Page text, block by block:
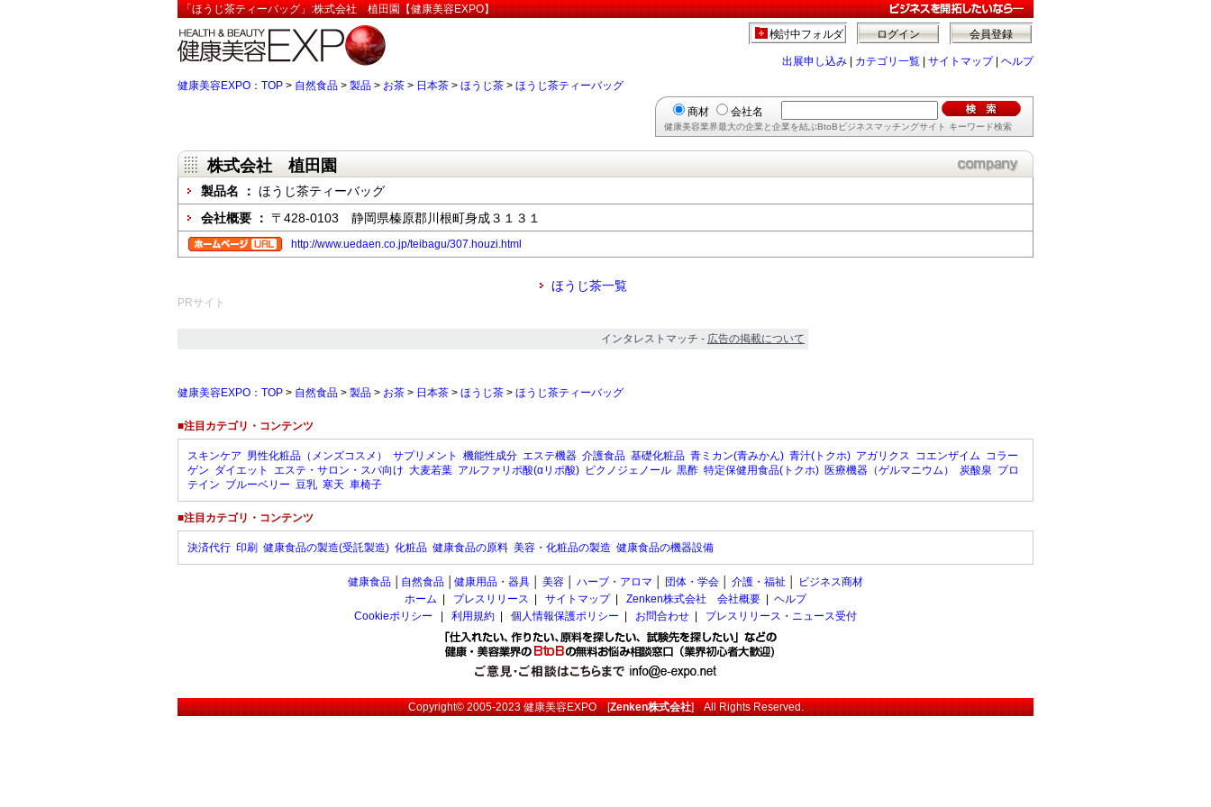
「ほうじ茶ティーバッグ」:株式会社 植田園【健康美容EXPO】
会員登録
ログイン
検討中フォルダ
出展申し込み カテゴリ一覧 サイトマップ| ヘルプ
健康美容EXPO：TOP > 自然食品 > 製品 > お茶 > 日本茶 > ほうじ茶 > ほうじ茶ティーバッグ
商材 会社名
健康美容業界最大の企業と企業を結ぶBtoBビジネスマッチングサイト キーワード検索
株式会社 植田園
製品名 ： ほうじ茶ティーバッグ
会社概要 ： 〒428-0103 静岡県榛原郡川根町身成３１３１
http://www.uedaen.co.jp/teibagu/307.houzi.html
ほうじ茶一覧
PRサイト
インタレストマッチ - 広告の掲載について
健康美容EXPO：TOP > 自然食品 > 製品 > お茶 > 日本茶 > ほうじ茶 > ほうじ茶ティーバッグ
■注目カテゴリ・コンテンツ
スキンケア 男性化粧品（メンズコスメ） サプリメント 機能性成分 エステ機器 介護食品 基礎化粧品 青ミカン(青みかん) 青汁(トクホ) アガリクス コエンザイム コラー
ゲン ダイエット エステ・サロン・スパ向け 大麦若葉 アルファリポ酸(αリポ酸) ピクノジェノール 黒酢 特定保健用食品(トクホ) 医療機器（ゲルマニウム） 炭酸泉 プロ
テイン ブルーベリー 豆乳 寒天 車椅子
■注目カテゴリ・コンテンツ
決済代行 印刷 健康食品の製造(受託製造) 化粧品 健康食品の原料 美容・化粧品の製造 健康食品の機器設備
健康食品 自然食品 健康用品・器具 美容 ハーブ・アロマ 団体・学会 介護・福祉
ビジネス商材
ホーム
プレスリリース サイトマップ| Zenken株式会社 会社概要
ヘルプ
Cookieポリシー
利用規約 個人情報保護ポリシー お問合わせ プレスリリース・ニュース受付
Copyright© 2005-2023健康美容EXPO[Zenken株式会社] All Rights Reserved.